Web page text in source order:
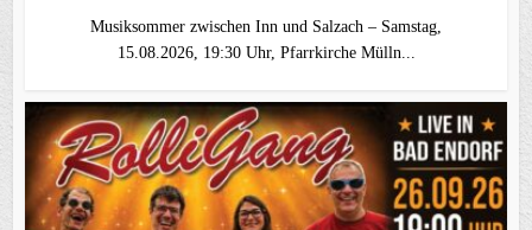
Musiksommer zwischen Inn und Salzach – Samstag,
15.08.2026, 19:30 Uhr, Pfarrkirche Mülln...